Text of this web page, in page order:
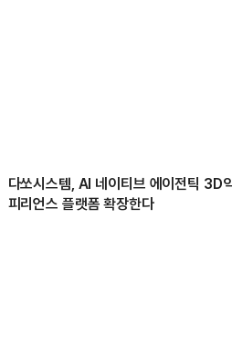
다쏘시스템, AI 네이티브 에이전틱 3D
피리언스 플랫폼 확장한다